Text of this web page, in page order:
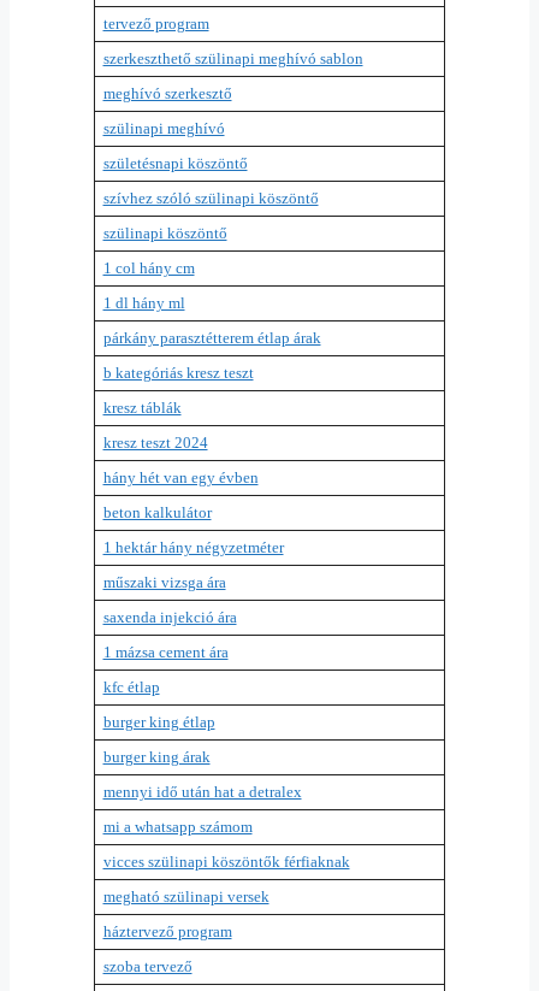
tervező program
szerkeszthető szülinapi meghívó sablon
meghívó szerkesztő
szülinapi meghívó
születésnapi köszöntő
szívhez szóló szülinapi köszöntő
szülinapi köszöntő
1 col hány cm
1 dl hány ml
párkány parasztétterem étlap árak
b kategóriás kresz teszt
kresz táblák
kresz teszt 2024
hány hét van egy évben
beton kalkulátor
1 hektár hány négyzetméter
műszaki vizsga ára
saxenda injekció ára
1 mázsa cement ára
kfc étlap
burger king étlap
burger king árak
mennyi idő után hat a detralex
mi a whatsapp számom
vicces szülinapi köszöntők férfiaknak
megható szülinapi versek
háztervező program
szoba tervező